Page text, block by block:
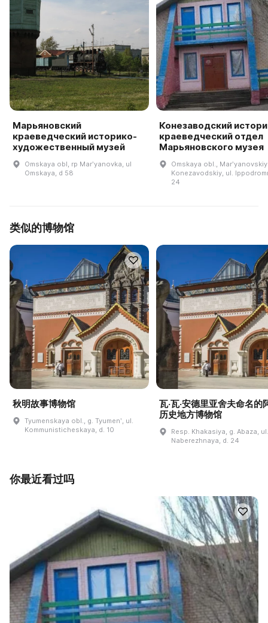
Марьяновский
краеведческий историко-
художественный музей
Omskaya obl, rp Marʹyanovka, ul
Omskaya, d 58
Конезаводский
краеведческий отдел
Марьяновского музея
Omskaya obl.,
Konezavodskiy, ul.
24
类似的博物馆
秋明故事博物馆
Tyumenskaya obl., g. Tyumenʹ, ul.
Kommunisticheskaya, d. 10
瓦·瓦·安德里亚舍夫命名的
历史地方博物馆
Resp. Khakasiya, g. Abaza, ul.
Naberezhnaya, d. 24
你最近看过吗